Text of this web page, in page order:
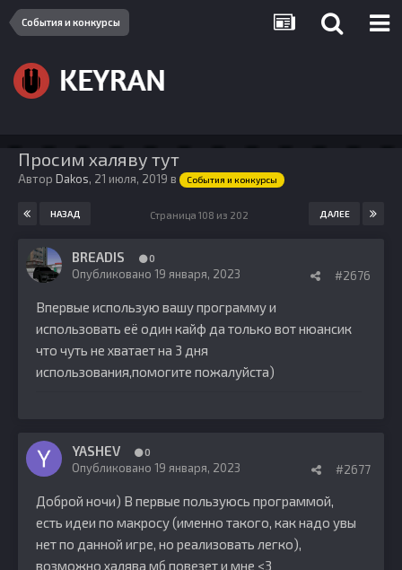
События и конкурсы
Просим халяву тут
Автор Dakos, 21 июля, 2019 в События и конкурсы
НАЗАД ДАЛЕЕ
Страница 108 из 202
BREADIS 0
#2676
Опубликовано 19 января, 2023
Впервые использую вашу программу и
использовать её один кайф да только вот нюансик
что чуть не хватает на 3 дня
использования,помогите пожалуйста)
YASHEV 0
#2677
Опубликовано 19 января, 2023
Доброй ночи) В первые пользуюсь программой,
есть идеи по макросу (именно такого, как надо увы
нет по данной игре, но реализовать легко),
возможно халява мб повезет и мне <3